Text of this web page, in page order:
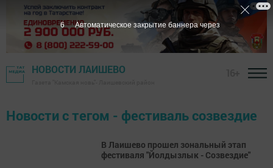
НОВОСТИ ЛАИШЕВО
Новости с тегом - фестиваль созвездие
В Лаишево прошел зональный этап
фестиваля "Йолдызлык - Созвездие"
6 Автоматическое закрытие баннера через